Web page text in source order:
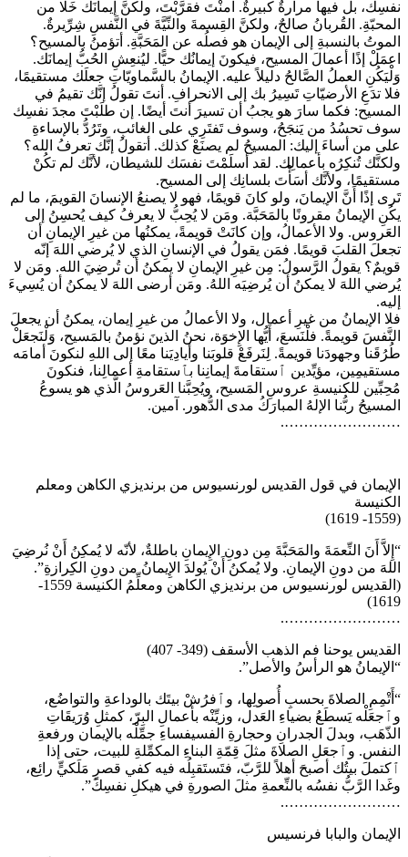
نفسِك، بل فيها مرارةٌ كبيرةٌ. آمنْتَ فقرَّبْتَ، ولكنَّ إيمانَك خَلا من
المحبّةِ. القُربانُ صالحٌ، ولكنَّ القِسمةَ والنِّيَّةَ في النَّفسِ شِرِّيرةٌ.
الموتُ بالنسبةِ إلى الإيمان هو فصلُه عن المَحَبَّةِ. أتؤمنُ بالمسيح؟
اعمَلْ إذًا أعمالَ المسيح، فيكونَ إيمانُك حيًّا. ليُنعِشِ الحُبُّ إيمانَك.
وَلْيَكُنِ العملُ الصَّالحُ دليلاً عليه. الإيمانُ بالسَّماويّاتِ جعلَك مستقيمًا،
فلا تدَعِ الأرضيّاتِ تَسِيرُ بك إلى الانحرافِ. أنتَ تقولُ إنَّك تقيمُ في
المسيح: فكما سارَ هو يجبُ أن تسيرَ أنتَ أيضًا. إن طلَبْتَ مجدَ نفسِك
سوف تحسُدُ من يَنجَحُ، وسوف تَفتَرِي على الغائبِ، وتَرُدُّ بالإساءةِ
على من أساءَ إليك: المسيحُ لم يصنَعْ كذلك. أتقولُ إنَّك تعرفُ الله؟
ولكنَّك تُنكِرُه بأعمالِك. لقد أسلَمْتَ نفسَك للشيطان، لأنَّك لم تكُنْ
مستقيمًا، ولأنَّك أسَأْتَ بلسانِك إلى المسيح.
تَرى إذًا أَنَّ الإيمانَ، ولو كانَ قويمًا، فهو لا يصنعُ الإنسانَ القويمَ، ما لم
يكُنِ الإيمانُ مقرونًا بالمَحَبَّة. ومَن لا يُحِبُّ لا يعرفُ كيف يُحسِنُ إلى
العَروس. ولا الأعمالُ، وإن كانَتْ قويمةً، يمكنُها من غيرِ الإيمانِ أن
تجعلَ القلبَ قويمًا. فمَن يقولُ في الإنسانِ الذي لا يُرضي اللهَ إنّه
قويمٌ؟ يقولُ الرَّسولُ: مِن غيرِ الإيمانِ لا يمكنُ أن تُرضِيَ الله. ومَن لا
يُرضي اللهَ لا يمكنُ أن يُرضِيَه اللهُ. ومَن أرضى اللهَ لا يمكنُ أن يُسِيءَ
إليه.
فلا الإيمانُ من غيرِ أعمال، ولا الأعمالُ من غيرِ إيمان، يمكنُ أن يجعلَ
النَّفسَ قويمةً. فلْنَسعَ، أَيُّها الإِخوَة، نحنُ الذينَ نؤمنُ بالمَسيح، وَلْنَجعَلْ
طُرُقَنا وجهودَنا قويمةً. لِنَرفَعْ قلوبَنا وأيادِيَنا معًا إلى اللهِ لنكونَ أمامَه
مستقيمِين، مؤيِّدين ٱستقامةَ إيمانِنا بٱستقامةِ أعمالِنا، فنكونَ
مُحِبِّين للكنيسةِ عروسِ المَسيح، ويُحِبَّنا العَروسُ الَّذي هو يسوعُ
المسيحُ ربُّنا الإلهُ المبارَكُ مدى الدُّهور. آمين.
…………………….
الإيمان في قول القديس لورنسيوس من برنديزي الكاهن ومعلم
الكنيسة
(1559- 1619)
“إِلاَّ أَنَ النِّعمَةَ والمَحَبَّةَ مِن دونِ الإِيمانِ باطلةٌ، لأنّه لا يُمكِنُ أَنْ نُرضِيَ
اللهَ من دونِ الإيمانِ. ولا يُمكنُ أَنْ يُولدَ الإِيمانُ من دونِ الكِرازةِ”.
(القديس لورنسيوس من برنديزي الكاهن ومعلِّمُ الكنيسة 1559-
1619)
…………………….
القديس يوحنا فم الذهب الأسقف (349- 407)
“الإيمانُ هو الرأسُ والأصل”.
“أَتْمِمِ الصلاةَ بحسبِ أُصولِها، وٱفرُشْ بيتَك بالوداعةِ والتواضُع،
وٱجعَلْه يَسطَعُ بضياءِ العَدل، وزيِّنْه بأعمالِ البِرّ، كمثلِ وُرَيقَاتِ
الذّهَب، وبدلَ الجدرانِ وحجارةِ الفسيفساءِ جمِّلْه بالإيمان ورفعةِ
النفس. وٱجعَلِ الصلاةَ مثلَ قِمّةِ البناءِ المكمِّلةِ للبيت، حتى إذا
ٱكتملَ بيتُك أصبحَ أهلاً للرَّبّ، فتَستَقبِلُه فيه كفي قصرٍ مَلَكيٍّ رائِع،
وغَدا الرَّبُّ نفسُه بالنِّعمةِ مثلَ الصورةِ في هيكلِ نفسِكَ”.
…………………….
الإيمان والبابا فرنسيس